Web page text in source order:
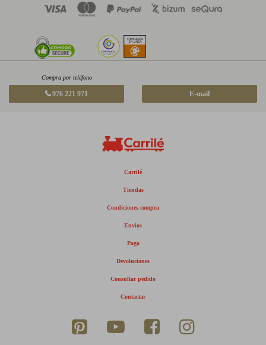
Compra por teléfono
976 221 971 E-mail
Carrilé
Tiendas
Condiciones compra
Envíos
Pago
Devoluciones
Consultar pedido
Contactar